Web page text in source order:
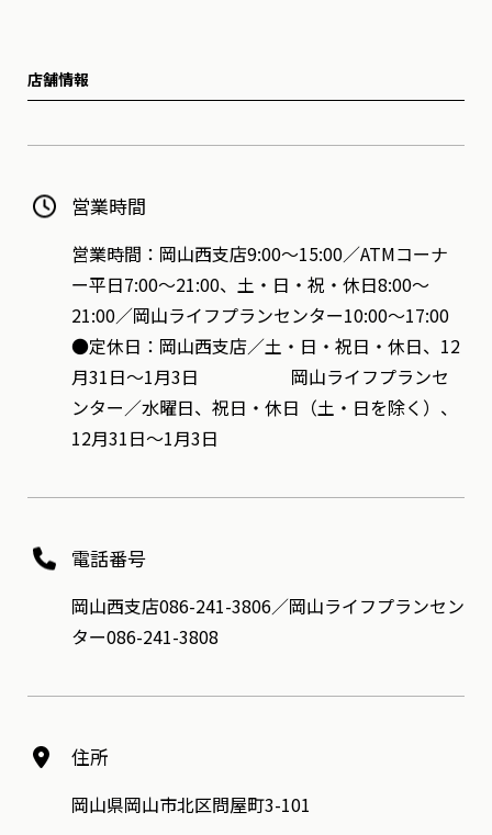
店舗情報
営業時間
営業時間：岡山西支店9:00～15:00／ATMコーナ
ー平日7:00～21:00、土・日・祝・休日8:00～
21:00／岡山ライフプランセンター10:00～17:00
●定休日：岡山西支店／土・日・祝日・休日、12
月31日～1月3日 岡山ライフプランセ
ンター／水曜日、祝日・休日（土・日を除く）、
12月31日～1月3日
電話番号
岡山西支店086-241-3806／岡山ライフプランセン
ター086-241-3808
住所
岡山県岡山市北区問屋町3-101